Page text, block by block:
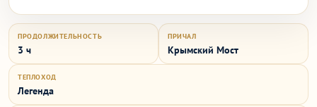
ПРОДОЛЖИТЕЛЬНОСТЬ
3 ч
ПРИЧАЛ
Крымский Мост
ТЕПЛОХОД
Легенда